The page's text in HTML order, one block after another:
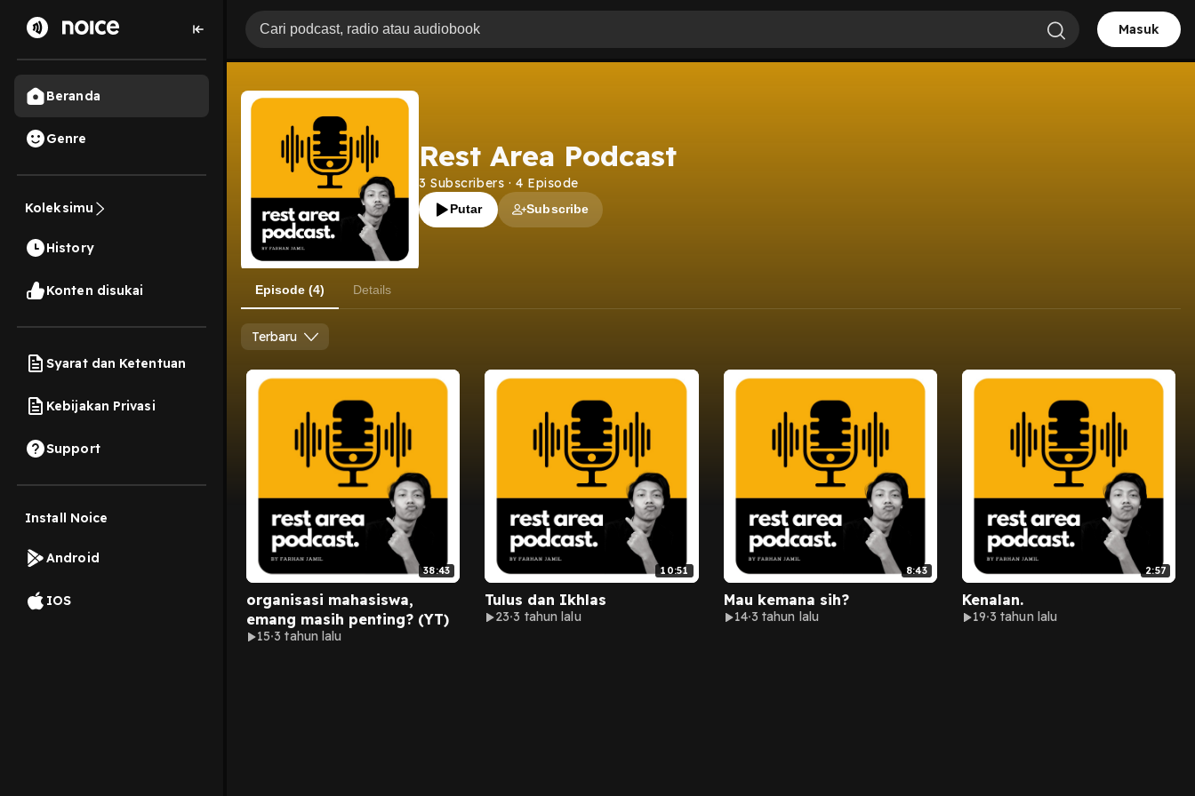
Beranda
Genre
Koleksimu
History
Konten disukai
Syarat dan Ketentuan
Kebijakan Privasi
Support
Install Noice
Android
IOS
Masuk
Rest Area Podcast
3 Subscribers · 4 Episode
Putar Subscribe
Episode (4) Details
Terbaru
38:43
organisasi mahasiswa,
emang masih penting? (YT)
15 3 tahun lalu
10:51
Tulus dan Ikhlas
23 3 tahun lalu
8:43
Mau kemana sih?
14 3 tahun lalu
2:57
Kenalan.
19 3 tahun lalu